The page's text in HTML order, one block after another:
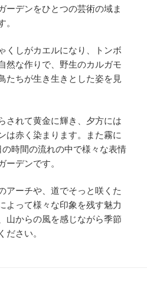
ーデンをひとつの芸術の域ま
。
くしがカエルになり、トンボ
然な作りで、野生のカルガモ
たちが生き生きとした姿を見
されて黄金に輝き、夕方には
は赤く染まります。また霧に
時間の流れの中で様々な表情
ーデンです。
アーチや、道でそっと咲くた
よって様々な印象を残す魅力
山からの風を感じながら季節
ださい。